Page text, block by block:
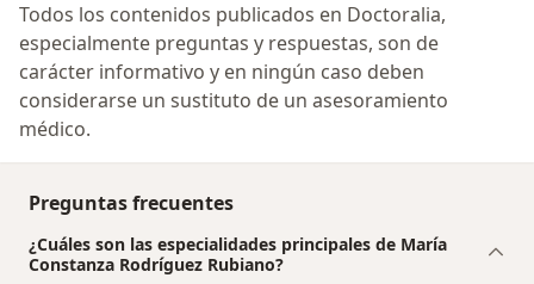
Todos los contenidos publicados en Doctoralia,
especialmente preguntas y respuestas, son de
carácter informativo y en ningún caso deben
considerarse un sustituto de un asesoramiento
médico.
Preguntas frecuentes
¿Cuáles son las especialidades principales de María
Constanza Rodríguez Rubiano?